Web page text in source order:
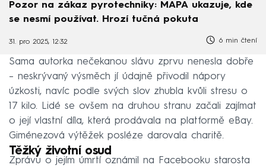
Pozor na zákaz pyrotechniky: MAPA ukazuje, kde
se nesmí používat. Hrozí tučná pokuta
31. pro 2025, 12:32 6 min čtení
Sama autorka nečekanou slávu zprvu nenesla dobře
– neskrývaný výsměch jí údajně přivodil nápory
úzkosti, navíc podle svých slov zhubla kvůli stresu o
17 kilo. Lidé se ovšem na druhou stranu začali zajímat
o její vlastní díla, která prodávala na platformě eBay.
Giménezová výtěžek posléze darovala charitě.
Těžký životní osud
Zprávu o jejím úmrtí oznámil na Facebooku starosta